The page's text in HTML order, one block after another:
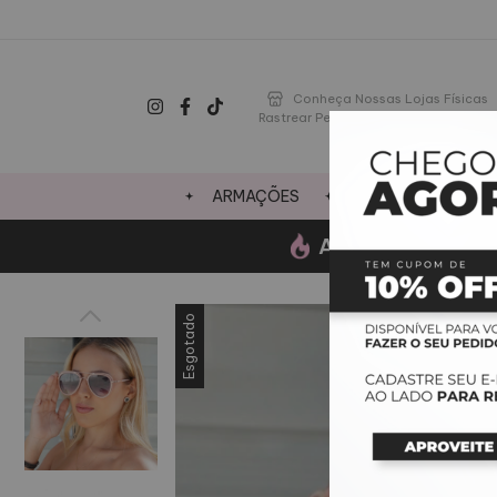
Conheça Nossas Lojas Físicas
Rastrear Pedido
ARMAÇÕES LENTES
AGOSTO-Ganhe
Esgotado